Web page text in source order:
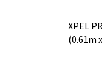
XPEL
(0.61m